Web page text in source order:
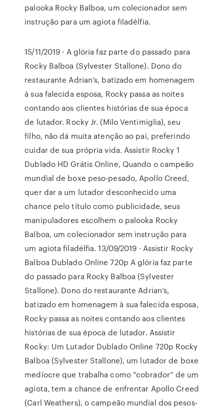
palooka Rocky Balboa, um colecionador sem
instrução para um agiota filadélfia.
15/11/2019 · A glória faz parte do passado para
Rocky Balboa (Sylvester Stallone). Dono do
restaurante Adrian’s, batizado em homenagem
à sua falecida esposa, Rocky passa as noites
contando aos clientes histórias de sua época
de lutador. Rocky Jr. (Milo Ventimiglia), seu
filho, não dá muita atenção ao pai, preferindo
cuidar de sua própria vida. Assistir Rocky 1
Dublado HD Grátis Online, Quando o campeão
mundial de boxe peso-pesado, Apollo Creed,
quer dar a um lutador desconhecido uma
chance pelo título como publicidade, seus
manipuladores escolhem o palooka Rocky
Balboa, um colecionador sem instrução para
um agiota filadélfia. 13/09/2019 · Assistir Rocky
Balboa Dublado Online 720p A glória faz parte
do passado para Rocky Balboa (Sylvester
Stallone). Dono do restaurante Adrian’s,
batizado em homenagem à sua falecida esposa,
Rocky passa as noites contando aos clientes
histórias de sua época de lutador. Assistir
Rocky: Um Lutador Dublado Online 720p Rocky
Balboa (Sylvester Stallone), um lutador de boxe
medíocre que trabalha como “cobrador” de um
agiota, tem a chance de enfrentar Apollo Creed
(Carl Weathers), o campeão mundial dos pesos-